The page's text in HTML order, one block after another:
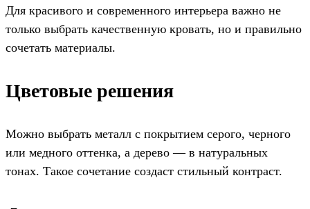
Для красивого и современного интерьера важно не
только выбрать качественную кровать, но и правильно
сочетать материалы.
Цветовые решения
Можно выбрать металл с покрытием серого, черного
или медного оттенка, а дерево — в натуральных
тонах. Такое сочетание создаст стильный контраст.